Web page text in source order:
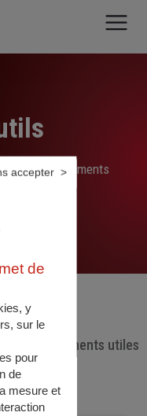
et documents
Documents utiles
de
y
sur le
pour
de
mesure et
accepter